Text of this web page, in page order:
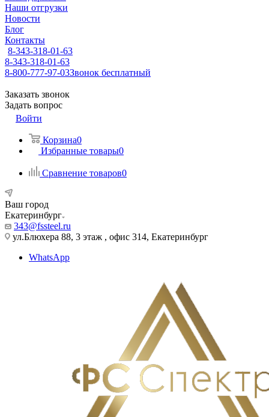
Наши отгрузки
Новости
Блог
Контакты
8-343-318-01-63
8-343-318-01-63
8-800-777-97-03Звонок бесплатный
Заказать звонок
Задать вопрос
Войти
Корзина0
Избранные товары0
Сравнение товаров0
Ваш город
Екатеринбург
343@fssteel.ru
ул.Блюхера 88, 3 этаж , офис 314, Екатеринбург
WhatsApp